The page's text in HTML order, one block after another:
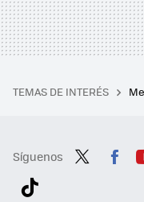
TEMAS DE INTERÉS
Síguenos